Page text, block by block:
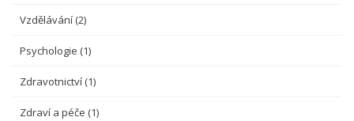
Vzdělávání (2)
Psychologie (1)
Zdravotnictví (1)
Zdraví a péče (1)